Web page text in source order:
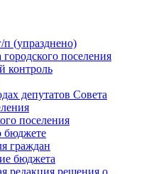
п (упразднено)
поселения
контроль
депутатов Совета
поселения
бюджете
граждан
бюджета
редакция решения о